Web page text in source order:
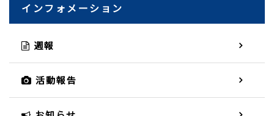
インフォメーション
週報
活動報告